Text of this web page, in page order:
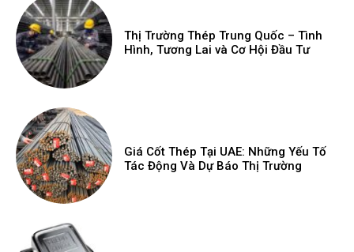
Thị Trường Thép Trung Quốc – Tình
Hình, Tương Lai và Cơ Hội Đầu Tư
Giá Cốt Thép Tại UAE: Những Yếu Tố
Tác Động Và Dự Báo Thị Trường